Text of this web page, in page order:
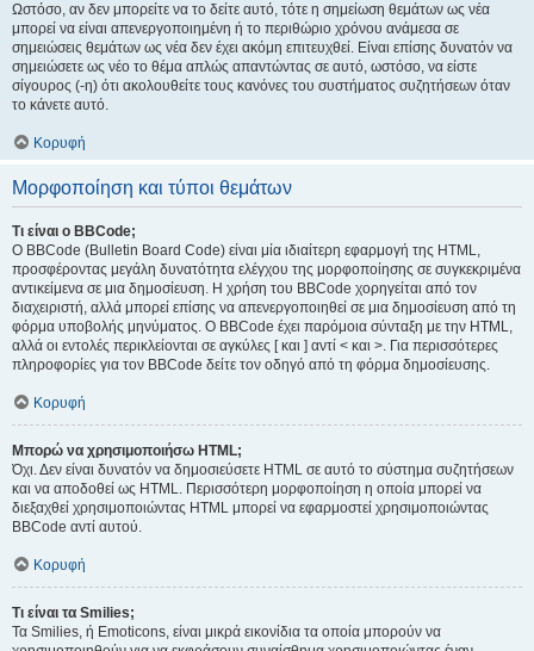
Ωστόσο, αν δεν μπορείτε να το δείτε αυτό, τότε η σημείωση θεμάτων ως νέα
μπορεί να είναι απενεργοποιημένη ή το περιθώριο χρόνου ανάμεσα σε
σημειώσεις θεμάτων ως νέα δεν έχει ακόμη επιτευχθεί. Είναι επίσης δυνατόν να
σημειώσετε ως νέο το θέμα απλώς απαντώντας σε αυτό, ωστόσο, να είστε
σίγουρος (-η) ότι ακολουθείτε τους κανόνες του συστήματος συζητήσεων όταν
το κάνετε αυτό.
Κορυφή
Μορφοποίηση και τύποι θεμάτων
Τι είναι ο BBCode;
Ο BBCode (Bulletin Board Code) είναι μία ιδιαίτερη εφαρμογή της HTML,
προσφέροντας μεγάλη δυνατότητα ελέγχου της μορφοποίησης σε συγκεκριμένα
αντικείμενα σε μια δημοσίευση. Η χρήση του BBCode χορηγείται από τον
διαχειριστή, αλλά μπορεί επίσης να απενεργοποιηθεί σε μια δημοσίευση από τη
φόρμα υποβολής μηνύματος. Ο BBCode έχει παρόμοια σύνταξη με την HTML,
αλλά οι εντολές περικλείονται σε αγκύλες [ και ] αντί < και >. Για περισσότερες
πληροφορίες για τον BBCode δείτε τον οδηγό από τη φόρμα δημοσίευσης.
Κορυφή
Μπορώ να χρησιμοποιήσω HTML;
Όχι. Δεν είναι δυνατόν να δημοσιεύσετε HTML σε αυτό το σύστημα συζητήσεων
και να αποδοθεί ως HTML. Περισσότερη μορφοποίηση η οποία μπορεί να
διεξαχθεί χρησιμοποιώντας HTML μπορεί να εφαρμοστεί χρησιμοποιώντας
BBCode αντί αυτού.
Κορυφή
Τι είναι τα Smilies;
Τα Smilies, ή Emoticons, είναι μικρά εικονίδια τα οποία μπορούν να